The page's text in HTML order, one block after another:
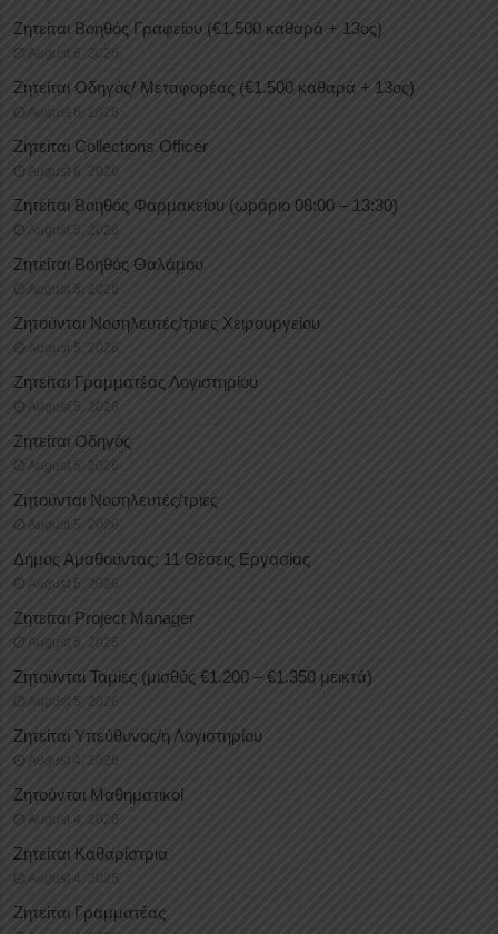
Ζητείται Βοηθός Γραφείου (€1.500 καθαρά + 13ος)
August 6, 2026
Ζητείται Οδηγός/ Μεταφορέας (€1.500 καθαρά + 13ος)
August 6, 2026
Ζητείται Collections Officer
August 6, 2026
Ζητείται Βοηθός Φαρμακείου (ωράριο 08:00 – 13:30)
August 5, 2026
Ζητείται Βοηθός Θαλάμου
August 5, 2026
Ζητούνται Νοσηλευτές/τριες Χειρουργείου
August 5, 2026
Ζητείται Γραμματέας Λογιστηρίου
August 5, 2026
Ζητείται Οδηγός
August 5, 2026
Ζητούνται Νοσηλευτές/τριες
August 5, 2026
Δήμος Αμαθούντας: 11 Θέσεις Εργασίας
August 5, 2026
Ζητείται Project Manager
August 5, 2026
Ζητούνται Ταμίες (μισθός €1.200 – €1.350 μεικτά)
August 5, 2026
Ζητείται Υπεύθυνος/η Λογιστηρίου
August 4, 2026
Ζητούνται Μαθηματικοί
August 4, 2026
Ζητείται Καθαρίστρια
August 4, 2026
Ζητείται Γραμματέας